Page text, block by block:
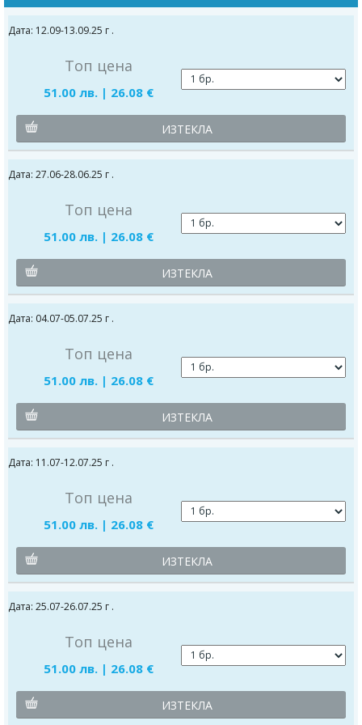
Дата: 12.09-13.09.25 г .
Топ цена
51.00 лв. | 26.08 €
ИЗТЕКЛА
Дата: 27.06-28.06.25 г .
Топ цена
51.00 лв. | 26.08 €
ИЗТЕКЛА
Дата: 04.07-05.07.25 г .
Топ цена
51.00 лв. | 26.08 €
ИЗТЕКЛА
Дата: 11.07-12.07.25 г .
Топ цена
51.00 лв. | 26.08 €
ИЗТЕКЛА
Дата: 25.07-26.07.25 г .
Топ цена
51.00 лв. | 26.08 €
ИЗТЕКЛА